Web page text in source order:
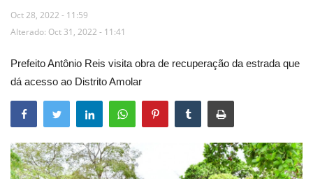
Floriano
Mural de Licitações
Notícias
Vídeos
Oct 28, 2022 - 11:59
Alterado: Oct 31, 2022 - 11:41
Prefeito Antônio Reis visita obra de recuperação da estrada que
dá acesso ao Distrito Amolar